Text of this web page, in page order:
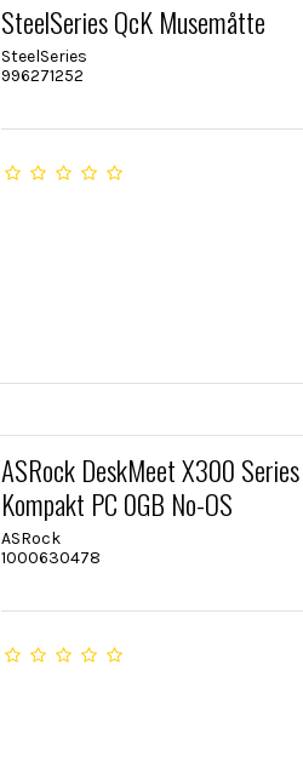
SteelSeries QcK Musemåtte
SteelSeries
996271252
ASRock DeskMeet X300 Series
Kompakt PC 0GB No-OS
ASRock
1000630478